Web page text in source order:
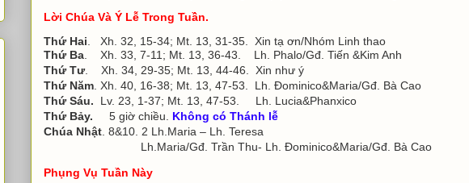
Lời Chúa Và Ý Lễ Trong Tuần.
Thứ Hai . Xh. 32, 15-34; Mt. 13, 31-35. Xin tạ ơn/Nhóm Linh thao
Thứ Ba . Xh. 33, 7-11; Mt. 13, 36-43. Lh. Phalo/Gđ. Tiến &Kim Anh
Thứ Tư. Xh. 34, 29-35; Mt. 13, 44-46. Xin như ý
Thứ Năm . Xh. 40, 16-38; Mt. 13, 47-53. Lh. Đominico&Maria/Gđ. Bà Cao
Thứ Sáu. Lv. 23, 1-37; Mt. 13, 47-53. Lh. Lucia&Phanxico
Thứ Bảy. 5 giờ chiều. Không có Thánh lễ
Chúa Nhật . 8&10. 2 Lh.Maria – Lh. Teresa
Lh.Maria/Gđ. Trần Thu- Lh. Đominico&Maria/Gđ. Bà Cao
Phụng Vụ Tuần Này